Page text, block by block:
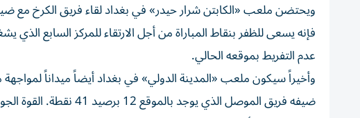
عدم التفريط بموقعه الحالي.
ضيفه فريق الموصل الذي